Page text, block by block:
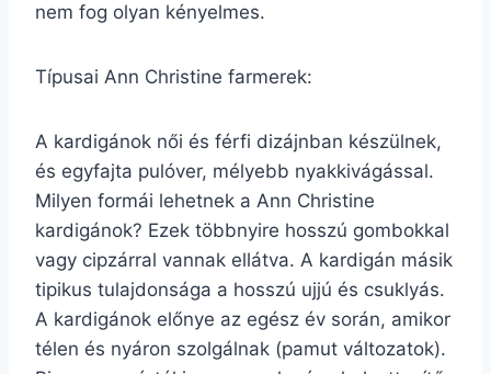
nem fog olyan kényelmes.
Típusai Ann Christine farmerek:
A kardigánok női és férfi dizájnban készülnek,
és egyfajta pulóver, mélyebb nyakkivágással.
Milyen formái lehetnek a Ann Christine
kardigánok? Ezek többnyire hosszú gombokkal
vagy cipzárral vannak ellátva. A kardigán másik
tipikus tulajdonsága a hosszú ujjú és csuklyás.
A kardigánok előnye az egész év során, amikor
télen és nyáron szolgálnak (pamut változatok).